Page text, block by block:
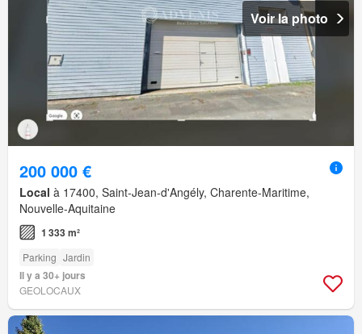
Voir la photo
200 000 €
Local à 17400, Saint-Jean-d'Angély, Charente-Maritime,
Nouvelle-Aquitaine
1 333 m²
Parking Jardin
Il y a 30+ jours
GEOLOCAUX